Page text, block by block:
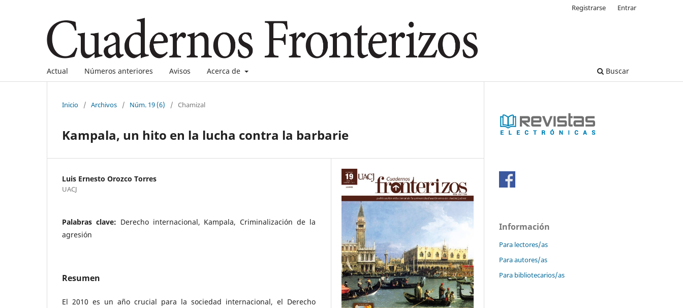
Actual Números anteriores Avisos Acerca de Buscar
Registrarse Entrar
Inicio / Archivos / Núm. 19 (6) / Chamizal
Kampala, un hito en la lucha contra la barbarie
Luis Ernesto Orozco Torres
UACJ
Palabras clave: Derecho internacional, Kampala, Criminalización de la
agresión
Resumen
El 2010 es un año crucial para la sociedad internacional, el Derecho
Información
Para lectores/as
Para autores/as
Para bibliotecarios/as